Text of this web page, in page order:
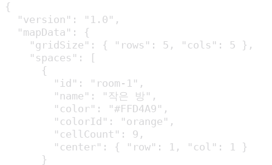
{
  "version": "1.0",
  "mapData": {
    "gridSize": { "rows": 5, "cols": 5 },
    "spaces": [
      {
        "id": "room-1",
        "name": "작은 방",
        "color": "#FFD4A9",
        "colorId": "orange",
        "cellCount": 9,
        "center": { "row": 1, "col": 1 }
      }